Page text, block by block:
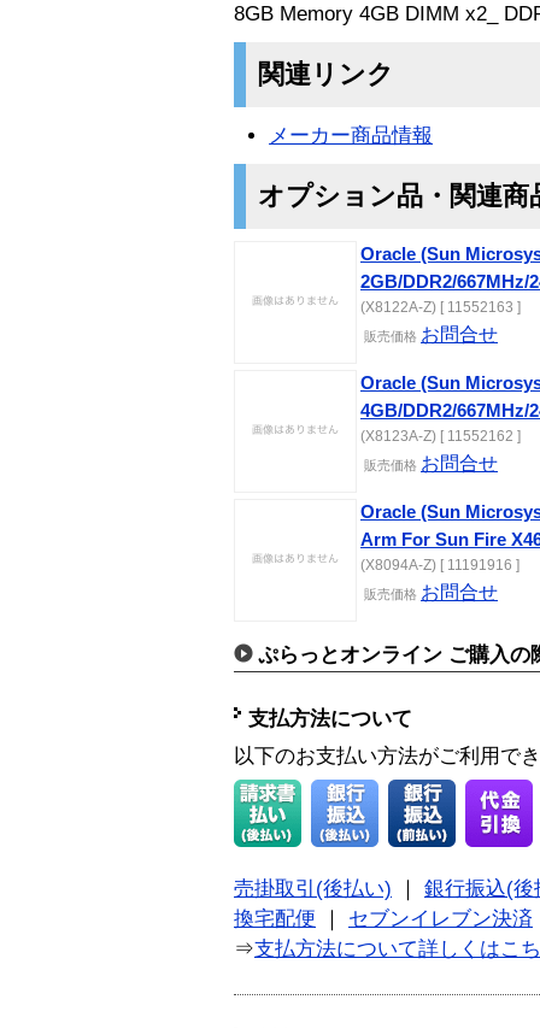
8GB Memory 4GB DIMM x2_
関連リンク
メーカー商品情報
オプション品・関連商
Oracle (Sun
2GB/DDR2/667MHz/
(X8122A-Z) [ 11552163 ]
販売価格 お問合せ
Oracle (Sun
4GB/DDR2/667MHz/
(X8123A-Z) [ 11552162 ]
販売価格 お問合せ
Oracle (Sun
Arm For Sun Fire
(X8094A-Z) [ 11191916 ]
販売価格 お問合せ
ぷらっとオンライン ご購入の
支払方法について
以下のお支払い方法がご利用で
売掛取引(後払い)
銀行振込(後
換宅配便
セブンイレブン決済
⇒支払方法について詳しくはこ